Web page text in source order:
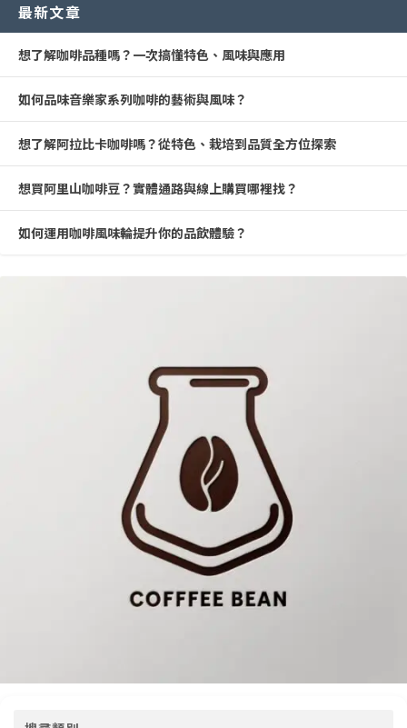
最新文章
想了解咖啡品種嗎？一次搞懂特色、風味與應用
如何品味音樂家系列咖啡的藝術與風味？
想了解阿拉比卡咖啡嗎？從特色、栽培到品質全方位探索
想買阿里山咖啡豆？實體通路與線上購買哪裡找？
如何運用咖啡風味輪提升你的品飲體驗？